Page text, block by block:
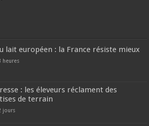
lait européen : la France résiste mieux
heures
: les éleveurs réclament des
de terrain
jours